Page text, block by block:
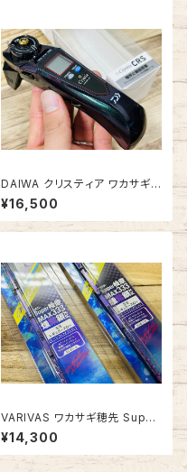
DAIWA クリスティア ワカサギ
CRS【2024年NEWモデル】#ム
ーブ
¥16,500
VARIVAS ワカサギ穂先 Super
桧原MAX333 燻紫銀（いぶしぎ
ん）RX
¥14,300